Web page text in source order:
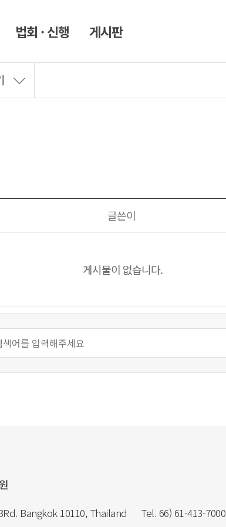
법회 · 신행 게시판
글쓴이
게시물이 없습니다.
Bangkok 10110, Thailand Tel. 66) 61-413-7000